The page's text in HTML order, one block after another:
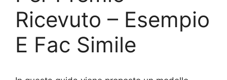
Ricevuto – Esempio
E Fac Simile